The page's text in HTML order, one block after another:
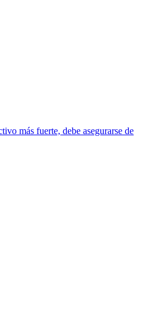
más fuerte, debe asegurarse de